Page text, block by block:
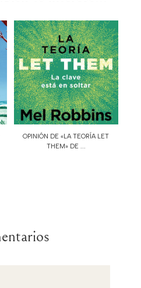
OPINIÓN DE «LA TEORÍA LET
THEM» DE ...